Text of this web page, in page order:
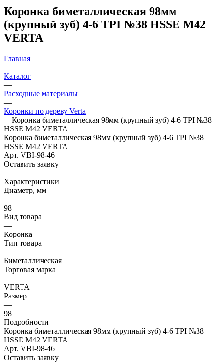
Коронка биметаллическая 98мм
(крупный зуб) 4-6 TPI №38 HSSE М42
VERTA
Главная
—
Каталог
—
Расходные материалы
—
Коронки по дереву Verta
—Коронка биметаллическая 98мм (крупный зуб) 4-6 TPI №38
HSSE М42 VERTA
Коронка биметаллическая 98мм (крупный зуб) 4-6 TPI №38
HSSE М42 VERTA
Арт. VBI-98-46
Оставить заявку
Характеристики
Диаметр, мм
—
98
Вид товара
—
Коронка
Тип товара
—
Биметаллическая
Торговая марка
—
VERTA
Размер
—
98
Подробности
Коронка биметаллическая 98мм (крупный зуб) 4-6 TPI №38
HSSE М42 VERTA
Арт. VBI-98-46
Оставить заявку